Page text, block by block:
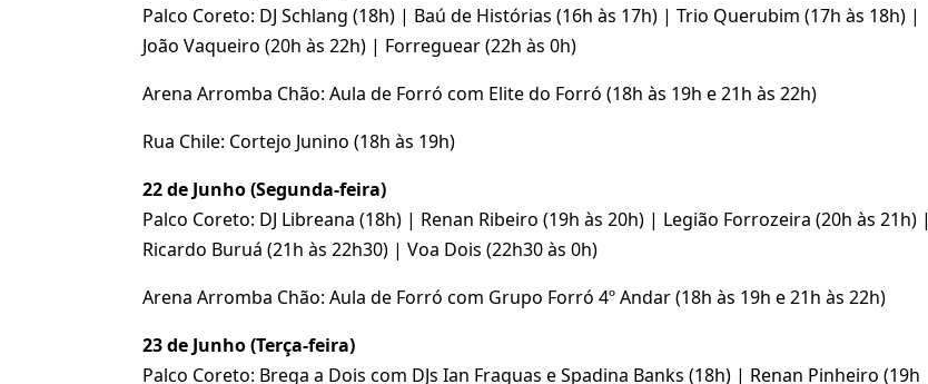
Palco Coreto: DJ Schlang (18h) | Baú de Histórias (16h às 17h) | Trio Querubim (17h às 18h) |
João Vaqueiro (20h às 22h) | Forreguear (22h às 0h)
Arena Arromba Chão: Aula de Forró com Elite do Forró (18h às 19h e 21h às 22h)
Rua Chile: Cortejo Junino (18h às 19h)
22 de Junho (Segunda-feira)
Palco Coreto: DJ Libreana (18h) | Renan Ribeiro (19h às 20h) | Legião Forrozeira (20h às 21h) |
Ricardo Buruá (21h às 22h30) | Voa Dois (22h30 às 0h)
Arena Arromba Chão: Aula de Forró com Grupo Forró 4º Andar (18h às 19h e 21h às 22h)
23 de Junho (Terça-feira)
Palco Coreto: Brega a Dois com DJs Ian Fraguas e Spadina Banks (18h) | Renan Pinheiro (19h